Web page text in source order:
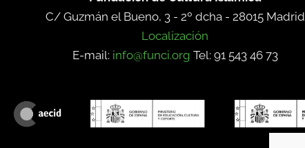
C/ Guzmán el Bueno, 3 - 2º dcha - 28015 Madrid
Localización
E-mail: info@funci.org Tel: 91 543 46 73